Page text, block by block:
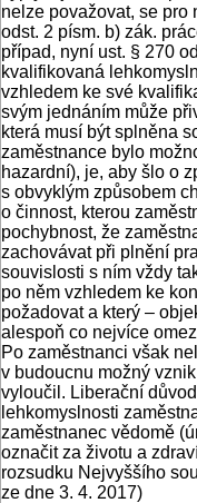
nelze považovat, se pro
odst. 2 písm. b) zák.
případ, nyní ust. § 270
kvalifikovaná
vzhledem ke své
svým jednáním může
která musí být splněna
zaměstnance bylo
hazardní), je, aby šlo o
s obvyklým způsobem
o činnost, kterou
pochybnost, že
zachovávat při plnění
souvislosti s ním vždy
po něm vzhledem ke
požadovat a který –
alespoň co nejvíce
Po zaměstnanci však
v budoucnu možný
vyloučil. Liberační
lehkomyslnosti
zaměstnanec vědomě
označit za životu a
rozsudku Nejvyššího
ze dne 3. 4. 2017)